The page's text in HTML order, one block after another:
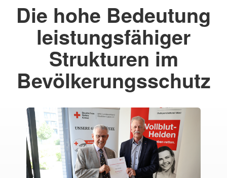
Die hohe Bedeutung
leistungsfähiger
Strukturen im
Bevölkerungsschutz